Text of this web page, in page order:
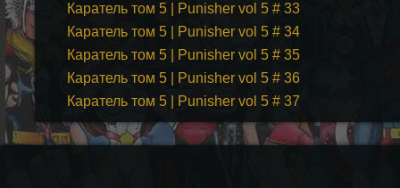
Каратель том 5 | Punisher vol 5 # 33
Каратель том 5 | Punisher vol 5 # 34
Каратель том 5 | Punisher vol 5 # 35
Каратель том 5 | Punisher vol 5 # 36
Каратель том 5 | Punisher vol 5 # 37